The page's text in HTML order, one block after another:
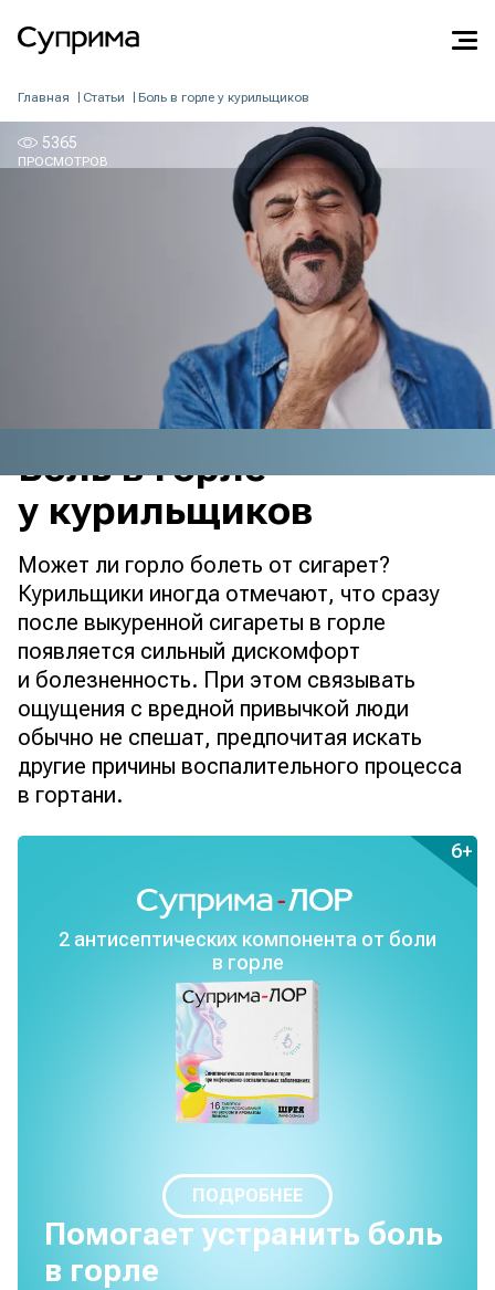
Главная Статьи Боль в горле у курильщиков
5365
ПРОСМОТРОВ
Боль в горле
у курильщиков
Может ли горло болеть от сигарет?
Курильщики иногда отмечают, что сразу
после выкуренной сигареты в горле
появляется сильный дискомфорт
и болезненность. При этом связывать
ощущения с вредной привычкой люди
обычно не спешат, предпочитая искать
другие причины воспалительного процесса
в гортани.
6+
2 антисептических компонента от боли
в горле
ПОДРОБНЕЕ
Помогает устранить боль
в горле